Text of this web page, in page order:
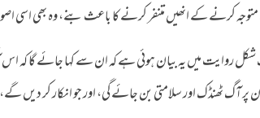
متوجہ کرنے کے انھیں متنفر کرنے کا باعث بنے، وہ بھی
روایت میں یہ بیان ہوئی ہے کہ ان سے کہا جائے گا کہ
ٹھنڈک اور سلامتی بن جائے گی، اور جو انکار کر دیں گے،